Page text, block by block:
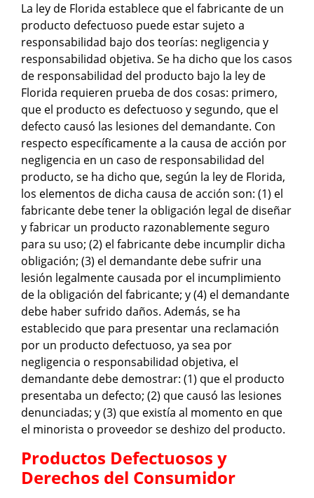
La ley de Florida establece que el fabricante de un
producto defectuoso puede estar sujeto a
responsabilidad bajo dos teorías: negligencia y
responsabilidad objetiva. Se ha dicho que los casos
de responsabilidad del producto bajo la ley de
Florida requieren prueba de dos cosas: primero,
que el producto es defectuoso y segundo, que el
defecto causó las lesiones del demandante. Con
respecto específicamente a la causa de acción por
negligencia en un caso de responsabilidad del
producto, se ha dicho que, según la ley de Florida,
los elementos de dicha causa de acción son: (1) el
fabricante debe tener la obligación legal de diseñar
y fabricar un producto razonablemente seguro
para su uso; (2) el fabricante debe incumplir dicha
obligación; (3) el demandante debe sufrir una
lesión legalmente causada por el incumplimiento
de la obligación del fabricante; y (4) el demandante
debe haber sufrido daños. Además, se ha
establecido que para presentar una reclamación
por un producto defectuoso, ya sea por
negligencia o responsabilidad objetiva, el
demandante debe demostrar: (1) que el producto
presentaba un defecto; (2) que causó las lesiones
denunciadas; y (3) que existía al momento en que
el minorista o proveedor se deshizo del producto.
Productos Defectuosos y
Derechos del Consumidor